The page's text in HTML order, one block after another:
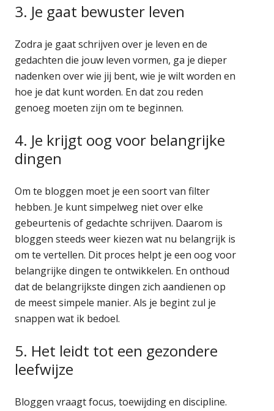
3. Je gaat bewuster leven
Zodra je gaat schrijven over je leven en de
gedachten die jouw leven vormen, ga je dieper
nadenken over wie jij bent, wie je wilt worden en
hoe je dat kunt worden. En dat zou reden
genoeg moeten zijn om te beginnen.
4. Je krijgt oog voor belangrijke
dingen
Om te bloggen moet je een soort van filter
hebben. Je kunt simpelweg niet over elke
gebeurtenis of gedachte schrijven. Daarom is
bloggen steeds weer kiezen wat nu belangrijk is
om te vertellen. Dit proces helpt je een oog voor
belangrijke dingen te ontwikkelen. En onthoud
dat de belangrijkste dingen zich aandienen op
de meest simpele manier. Als je begint zul je
snappen wat ik bedoel.
5. Het leidt tot een gezondere
leefwijze
Bloggen vraagt focus, toewijding en discipline.